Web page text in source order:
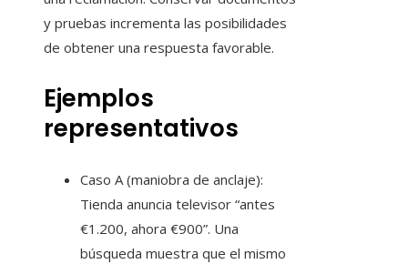
y pruebas incrementa las posibilidades
de obtener una respuesta favorable.
Ejemplos
representativos
Caso A (maniobra de anclaje):
Tienda anuncia televisor “antes
€1.200, ahora €900”. Una
búsqueda muestra que el mismo